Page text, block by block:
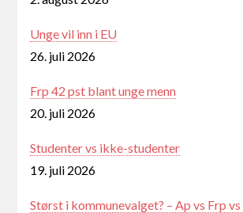
Unge vil inn i EU
26. juli 2026
Frp 42 pst blant unge menn
20. juli 2026
Studenter vs ikke-studenter
19. juli 2026
Størst i kommunevalget? – Ap vs Frp